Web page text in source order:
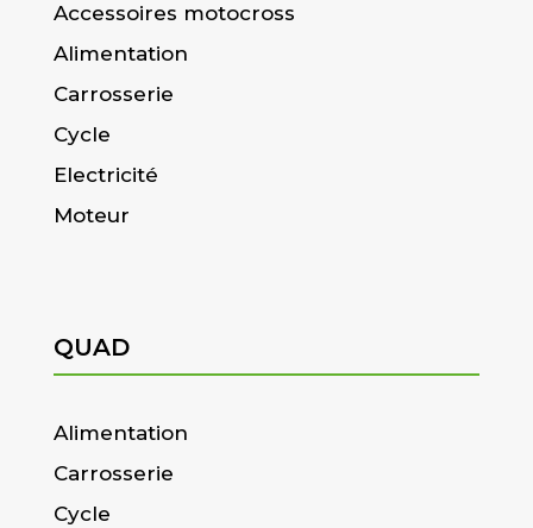
Accessoires motocross
Alimentation
Carrosserie
Cycle
Electricité
Moteur
QUAD
Alimentation
Carrosserie
Cycle